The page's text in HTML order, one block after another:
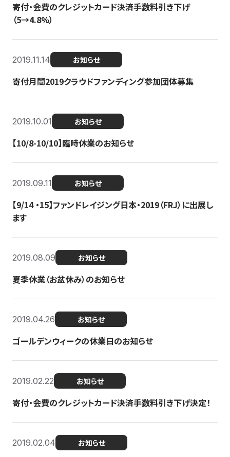
寄付・会費のクレジットカード決済手数料引き下げ
（5→4.8%）
2019.11.14 お知らせ
寄付月間2019クラウドファンディング参加団体募集
2019.10.01 お知らせ
【10/8-10/10】臨時休業のお知らせ
2019.09.11 お知らせ
【9/14 ・15】ファンドレイジング日本・2019（FRJ）に出展し
ます
2019.08.09 お知らせ
夏季休業（お盆休み）のお知らせ
2019.04.26 お知らせ
ゴールデンウィークの休業日のお知らせ
2019.02.22 お知らせ
寄付・会費のクレジットカード決済手数料引き下げ決定！
2019.02.04 お知らせ